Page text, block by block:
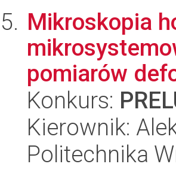
Mikroskopia
pomiarów
Konkurs:
Kierownik:
Politechnika